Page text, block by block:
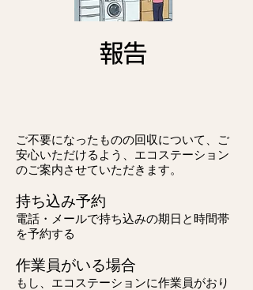
報告
ご不要になったものの回収について、ご
安心いただけるよう、エコステーション
のご案内させていただきます。
持ち込み予約
電話・メールで​持ち込みの期日と時間帯
を予約する
作業員がいる場合
もし、エコステーションに作業員がおり